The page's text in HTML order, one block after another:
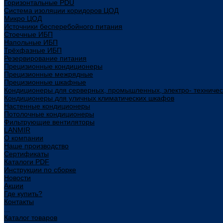
Горизонтальные PDU
Система изоляции коридоров ЦОД
Микро ЦОД
Источники бесперебойного питания
Стоечные ИБП
Напольные ИБП
Трёхфазные ИБП
Резервирование питания
Прецизионные кондиционеры
Прецизионные межрядные
Прецизионные шкафные
Кондиционеры для серверных, промышленных, электро-
Кондиционеры для уличных климатических шкафов
Настенные кондиционеры
Потолочные кондиционеры
Фильтрующие вентиляторы
LANMIR
О компании
Наше производство
Сертификаты
Каталоги PDF
Инструкции по сборке
Новости
Акции
Где купить?
Контакты
Каталог товаров